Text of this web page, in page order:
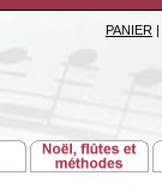
PANIER |